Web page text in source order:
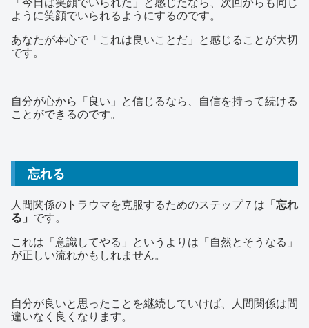
ように笑顔でいられるようにするのです。
あなたが本心で「これは良いことだ」と感じることが大切
です。
自分が心から「良い」と信じるなら、自信を持って続ける
ことができるのです。
忘れる
人間関係のトラウマを克服するためのステップ７は 「忘れ
る」 です。
これは「意識してやる」というよりは「自然とそうなる」
が正しい流れかもしれません。
自分が良いと思ったことを継続していけば、人間関係は間
違いなく良くなります。